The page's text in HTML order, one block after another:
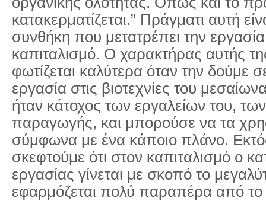
κατακερματίζεται.” Πράγματι αυτή
συνθήκη που μετατρέπει την
καπιταλισμό. Ο χαρακτήρας αυτής
φωτίζεται καλύτερα όταν την δούμε
εργασία στις βιοτεχνίες του
ήταν κάτοχος των εργαλείων του,
παραγωγής, και μπορούσε να τα
σύμφωνα με ένα κάποιο πλάνο.
σκεφτούμε ότι στον καπιταλισμό ο
εργασίας γίνεται με σκοπό το
εφαρμόζεται πολύ παραπέρα από το